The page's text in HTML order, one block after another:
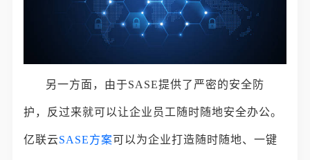
另一方面，由于SASE提供了严密的安全防
护，反过来就可以让企业员工随时随地安全办公。
亿联云SASE方案可以为企业打造随时随地、一键